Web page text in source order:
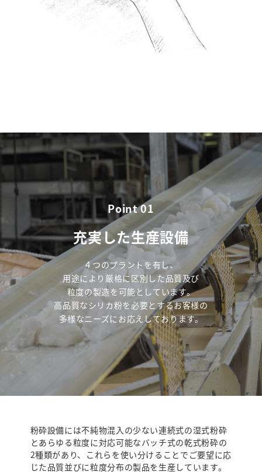
Point 01
充実した生産設備
４つのプラントを有し、
用途により厳格に区別した品質及び
粒度の製造を可能としています。
高品質なシリカ粉を必要とするお客様の
多様なニーズに お応えしております。
粉砕設備には不純物混入の少ない連続式の湿式粉砕
とあらゆる粒度に対応可能なバッチ式の乾式粉砕の
2種類があり、
これらを使い分けることでご要望に応
じた品質並びに粒度分布の製品を生産しています。